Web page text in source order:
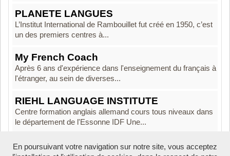
PLANETE LANGUES
L’Institut International de Rambouillet fut créé en 1950, c’est
un des premiers centres à...
My French Coach
Après 6 ans d'expérience dans l'enseignement du français à
l'étranger, au sein de diverses...
RIEHL LANGUAGE INSTITUTE
Centre formation anglais allemand cours tous niveaux dans
le département de l'Essonne IDF Une...
En poursuivant votre navigation sur notre site, vous acceptez